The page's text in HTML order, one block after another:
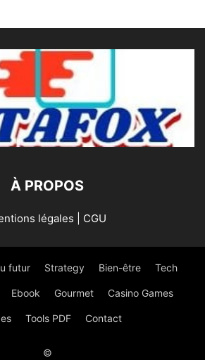
À PROPOS
légales | CGU
futur Strategy Bien-être Tech
Ebook Gourmet Casino Games
Tools PDF Contact
©